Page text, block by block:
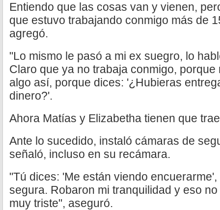
Entiendo que las cosas van y vienen,
que estuvo trabajando conmigo más de
agregó.
"Lo mismo le pasó a mi ex suegro, lo
Claro que ya no trabaja conmigo,
algo así, porque dices: '¿Hubieras
dinero?'.
Ahora Matías y Elizabetha tienen que
Ante lo sucedido, instaló cámaras de
señaló, incluso en su recámara.
"Tú dices: 'Me están viendo
segura. Robaron mi tranquilidad y eso
muy triste", aseguró.